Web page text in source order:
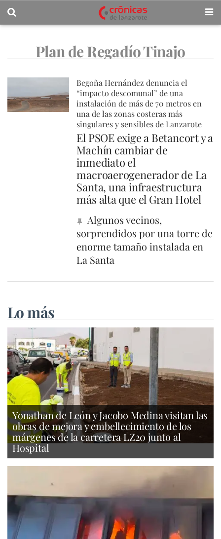
Plan de Regadío Tinajo
Begoña Hernández denuncia el
“impacto descomunal” de una
instalación de más de 70 metros en
una de las zonas costeras más
singulares y sensibles de Lanzarote
El PSOE exige a Betancort y a
Machín cambiar de
inmediato el
macroaerogenerador de La
Santa, una infraestructura
más alta que el Gran Hotel
Algunos vecinos,
sorprendidos por una torre de
enorme tamaño instalada en
La Santa
Lo más
Yonathan de León y Jacobo Medina visitan las
obras de mejora y embellecimiento de los
márgenes de la carretera LZ20 junto al
Hospital